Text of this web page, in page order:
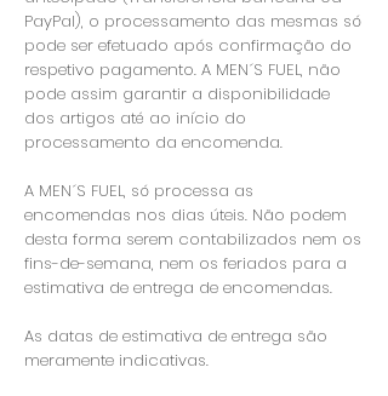
PayPal), o processamento das mesmas só
pode ser efetuado após confirmação do
respetivo pagamento. A MEN´S FUEL, não
pode assim garantir a disponibilidade
dos artigos até ao início do
processamento da encomenda.
A MEN´S FUEL, só processa as
encomendas nos dias úteis. Não podem
desta forma serem contabilizados nem os
fins-de-semana, nem os feriados para a
estimativa de entrega de encomendas.
As datas de estimativa de entrega são
meramente indicativas.